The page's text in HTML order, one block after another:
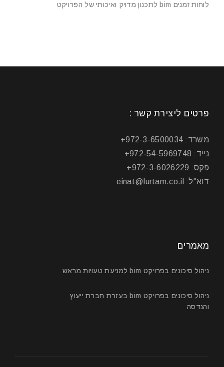
לוחות זמנים bim לתכנון מדויק ואיכותי של הפרויקט
פרטים ליצירת קשר :
משרד: 972-3-6500034+
נייד: 972-54-5969748+
פקס: 972-3-6026229+
דוא"ל: einat@lurtam.co.il
מאמרים
ניהול סיכונים בפרויקט bim למניעת טעויות מראש
ניהול סיכונים בפרויקט bim בעזרת חברת ייעוץ
והנדסה